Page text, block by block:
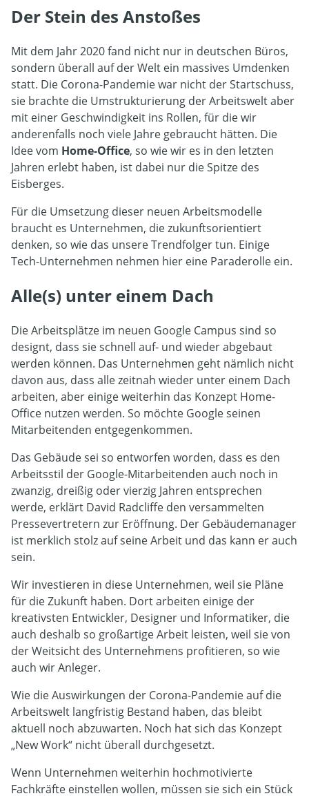
Der Stein des Anstoßes
Mit dem Jahr 2020 fand nicht nur in deutschen Büros,
sondern überall auf der Welt ein massives Umdenken
statt. Die Corona-Pandemie war nicht der Startschuss,
sie brachte die Umstrukturierung der Arbeitswelt aber
mit einer Geschwindigkeit ins Rollen, für die wir
anderenfalls noch viele Jahre gebraucht hätten. Die
Idee vom Home-Office, so wie wir es in den letzten
Jahren erlebt haben, ist dabei nur die Spitze des
Eisberges.
Für die Umsetzung dieser neuen Arbeitsmodelle
braucht es Unternehmen, die zukunftsorientiert
denken, so wie das unsere Trendfolger tun. Einige
Tech-Unternehmen nehmen hier eine Paraderolle ein.
Alle(s) unter einem Dach
Die Arbeitsplätze im neuen Google Campus sind so
designt, dass sie schnell auf- und wieder abgebaut
werden können. Das Unternehmen geht nämlich nicht
davon aus, dass alle zeitnah wieder unter einem Dach
arbeiten, aber einige weiterhin das Konzept Home-
Office nutzen werden. So möchte Google seinen
Mitarbeitenden entgegenkommen.
Das Gebäude sei so entworfen worden, dass es den
Arbeitsstil der Google-Mitarbeitenden auch noch in
zwanzig, dreißig oder vierzig Jahren entsprechen
werde, erklärt David Radcliffe den versammelten
Pressevertretern zur Eröffnung. Der Gebäudemanager
ist merklich stolz auf seine Arbeit und das kann er auch
sein.
Wir investieren in diese Unternehmen, weil sie Pläne
für die Zukunft haben. Dort arbeiten einige der
kreativsten Entwickler, Designer und Informatiker, die
auch deshalb so großartige Arbeit leisten, weil sie von
der Weitsicht des Unternehmens profitieren, so wie
auch wir Anleger.
Wie die Auswirkungen der Corona-Pandemie auf die
Arbeitswelt langfristig Bestand haben, das bleibt
aktuell noch abzuwarten. Noch hat sich das Konzept
„New Work“ nicht überall durchgesetzt.
Wenn Unternehmen weiterhin hochmotivierte
Fachkräfte einstellen wollen, müssen sie sich ein Stück